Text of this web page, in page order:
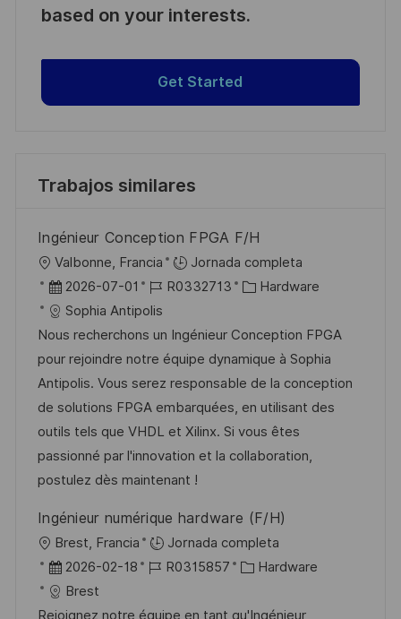
based on your interests.
Get Started
Trabajos similares
Ingénieur Conception FPGA F/H
U
b
c
a
c
i
ó
n
Valbonne, Francia
Jornada completa
F
e
c
h
a
d
e
p
u
l
i
c
a
2026-07-01
I
D
d
e
e
m
p
l
e
R0332713
C
t
e
g
o
r
í
Hardware
Sophia Antipolis
Nous recherchons un Ingénieur Conception FPGA
pour rejoindre notre équipe dynamique à Sophia
Antipolis. Vous serez responsable de la conception
de solutions FPGA embarquées, en utilisant des
outils tels que VHDL et Xilinx. Si vous êtes
passionné par l'innovation et la collaboration,
postulez dès maintenant !
Ingénieur numérique hardware (F/H)
U
b
c
Brest, Francia
Jornada completa
F
e
c
2026-02-18
I
d
R0315857
C
t
Hardware
Brest
Rejoignez notre équipe en tant qu'Ingénieur